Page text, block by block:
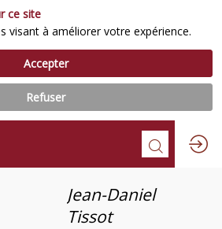
Jean-Daniel
Tissot
ce site
visant à améliorer votre expérience.
Accepter
Refuser